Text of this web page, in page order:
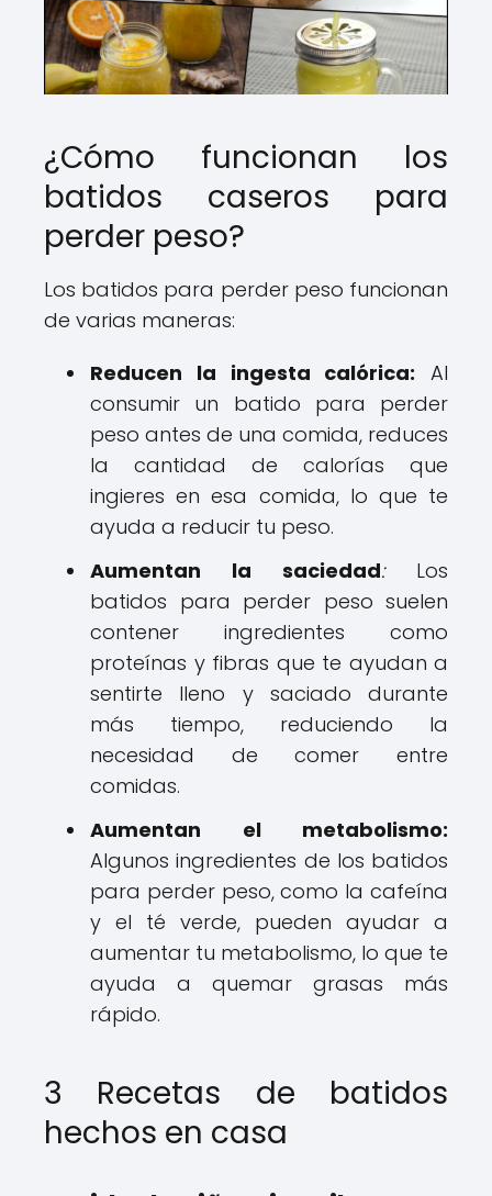
¿Cómo funcionan los
batidos caseros para
perder peso?
Los batidos para perder peso funcionan
de varias maneras:
Reducen la ingesta calórica: Al
consumir un batido para perder
peso antes de una comida, reduces
la cantidad de calorías que
ingieres en esa comida, lo que te
ayuda a reducir tu peso.
Aumentan la saciedad:Los
batidos para perder peso suelen
contener ingredientes como
proteínas y fibras que te ayudan a
sentirte lleno y saciado durante
más tiempo, reduciendo la
necesidad de comer entre
comidas.
Aumentan el metabolismo:
Algunos ingredientes de los batidos
para perder peso, como la cafeína
y el té verde, pueden ayudar a
aumentar tu metabolismo, lo que te
ayuda a quemar grasas más
rápido.
3 Recetas de batidos
hechos en casa